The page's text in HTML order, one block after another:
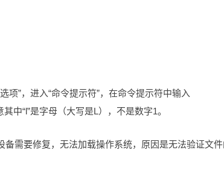
项”，进入“命令提示符”，在命令提示符中输入
中“l”是字母（大写是L），不是数字1。
需要修复，无法加载操作系统，原因是无法验证文件